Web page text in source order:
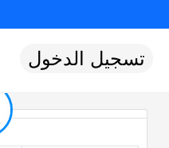
تسجيل الدخول